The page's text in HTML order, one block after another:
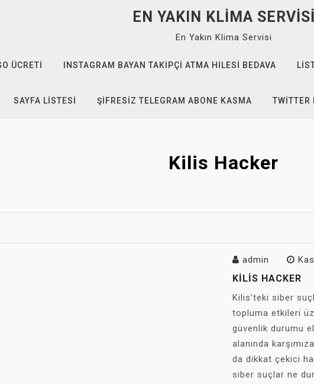
EN YAKIN KLIMA SERVISI
En Yakın Klima Servisi
ÜCRETI INSTAGRAM BAYAN TAKIPÇI ATMA HILESI BEDAVA
SAYFA LISTESI ŞIFRESIZ TELEGRAM ABONE KASMA TWITTER
Kilis Hacker
admin
KILIS HACKER
Kilis’teki siber
topluma etkileri
güvenlik durumu
alanında
da dikkat çekici
siber suçlar ne